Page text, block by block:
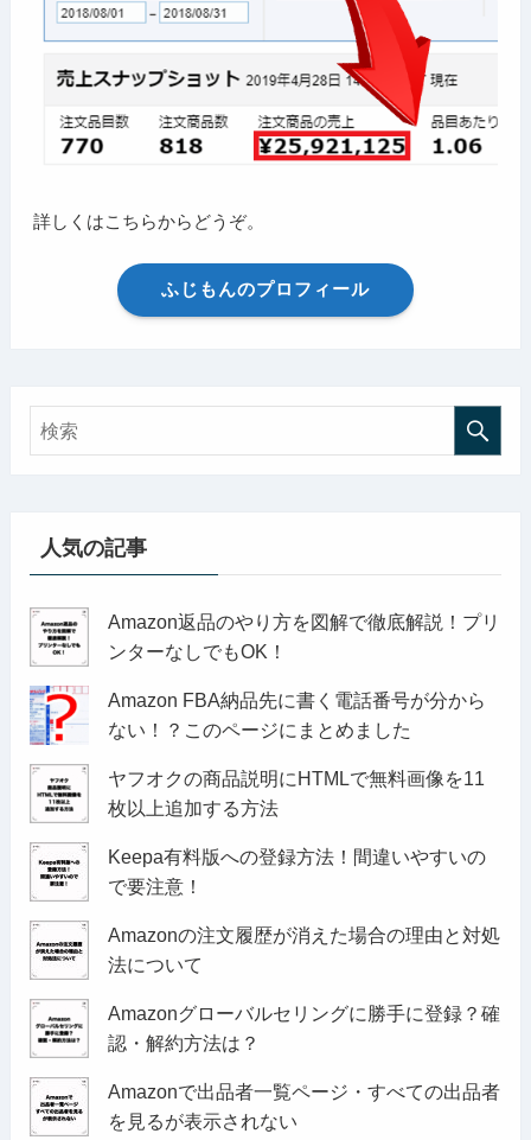
詳しくはこちらからどうぞ。
ふじもんのプロフィール
人気の記事
Amazon返品のやり方を図解で徹底解説！プリ
ンターなしでもOK！
Amazon FBA納品先に書く電話番号が分から
ない！？このページにまとめました
ヤフオクの商品説明にHTMLで無料画像を11
枚以上追加する方法
Keepa有料版への登録方法！間違いやすいの
で要注意！
Amazonの注文履歴が消えた場合の理由と対処
法について
Amazonグローバルセリングに勝手に登録？確
認・解約方法は？
Amazonで出品者一覧ページ・すべての出品者
を見るが表示されない